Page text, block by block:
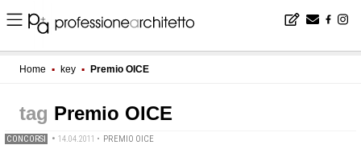
Home ▪ key ▪ Premio OICE
Premio OICE
CONCORSI • 14.04.2011 • PREMIO OICE